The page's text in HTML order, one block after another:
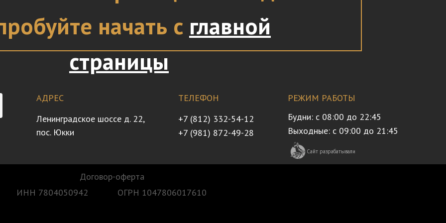
начать с главной
страницы
ТЕЛЕФОН
+7 (812) 332-54-12
+7 (981) 872-49-28
РЕЖИМ РАБОТЫ
Будни: с 08:00 до 22:45
Выходные: с 09:00 до 21:45
АДРЕС
Ленинградское шоссе д. 22,
пос. Юкки
Сайт разрабатывали
Договор-оферта
ОГРН 1047806017610
ИНН 7804050942